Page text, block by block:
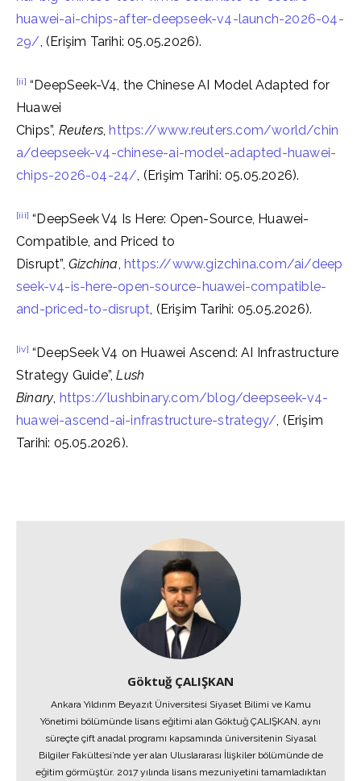
huawei-ai-chips-after-deepseek-v4-launch-2026-04-
29/, (Erişim Tarihi: 05.05.2026).
[ii] “DeepSeek-V4, the Chinese AI Model Adapted for
Huawei
Chips”, Reuters,https://www.reuters.com/world/chin
a/deepseek-v4-chinese-ai-model-adapted-huawei-
chips-2026-04-24/, (Erişim Tarihi: 05.05.2026).
[iii] “DeepSeek V4 Is Here: Open-Source, Huawei-
Compatible, and Priced to
Disrupt”, Gizchina,https://www.gizchina.com/ai/deep
seek-v4-is-here-open-source-huawei-compatible-
and-priced-to-disrupt, (Erişim Tarihi: 05.05.2026).
[iv] “DeepSeek V4 on Huawei Ascend: AI Infrastructure
Strategy Guide”,Lush
Binary, https://lushbinary.com/blog/deepseek-v4-
huawei-ascend-ai-infrastructure-strategy/, (Erişim
Tarihi: 05.05.2026).
Göktuğ ÇALIŞKAN
Ankara Yıldırım Beyazıt Üniversitesi Siyaset Bilimi ve Kamu
Yönetimi bölümünde lisans eğitimi alan Göktuğ ÇALIŞKAN, aynı
süreçte çift anadal programı kapsamında üniversitenin Siyasal
Bilgiler Fakültesi’nde yer alan Uluslararası İlişkiler bölümünde de
eğitim görmüştür. 2017 yılında lisans mezuniyetini tamamladıktan